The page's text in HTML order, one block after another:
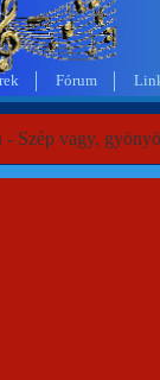
Fórum
- Szép vagy,